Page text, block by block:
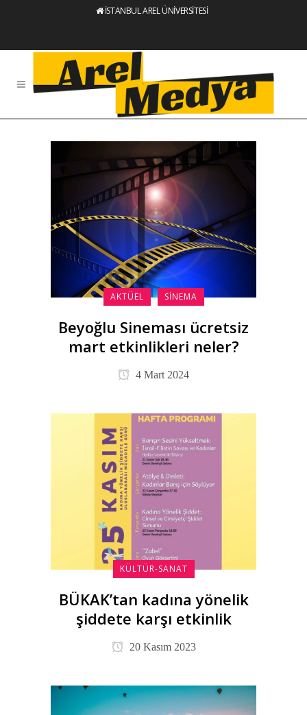
İSTANBUL AREL ÜNİVERSİTESİ
AKTÜEL SINEMA
Beyoğlu Sineması ücretsiz
mart etkinlikleri neler?
4 Mart 2024
KÜLTÜR-SANAT
BÜKAK’tan kadına yönelik
şiddete karşı etkinlik
20 Kasım 2023